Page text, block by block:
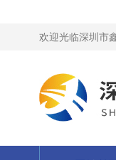
欢迎光临深圳市